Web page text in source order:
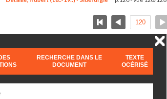
RECHERCHE DANS LE
DOCUMENT
TEXTE
OCÉRISÉ